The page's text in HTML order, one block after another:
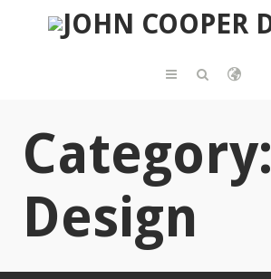
Design